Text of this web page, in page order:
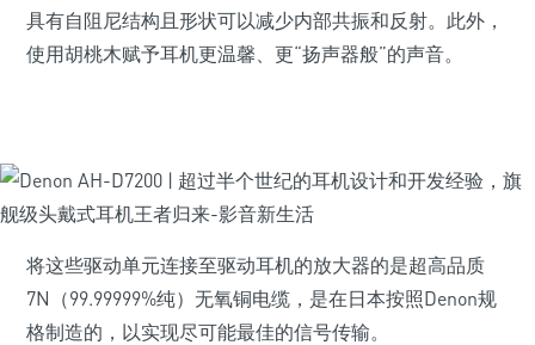
具有自阻尼结构且形状可以减少内部共振和反射。此外，
使用胡桃木赋予耳机更温馨、更“扬声器般”的声音。
将这些驱动单元连接至驱动耳机的放大器的是超高品质
7N（99.99999%纯）无氧铜电缆，是在日本按照Denon规
格制造的，以实现尽可能最佳的信号传输。